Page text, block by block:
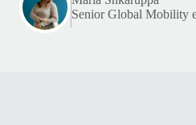
Senior Global Mobility